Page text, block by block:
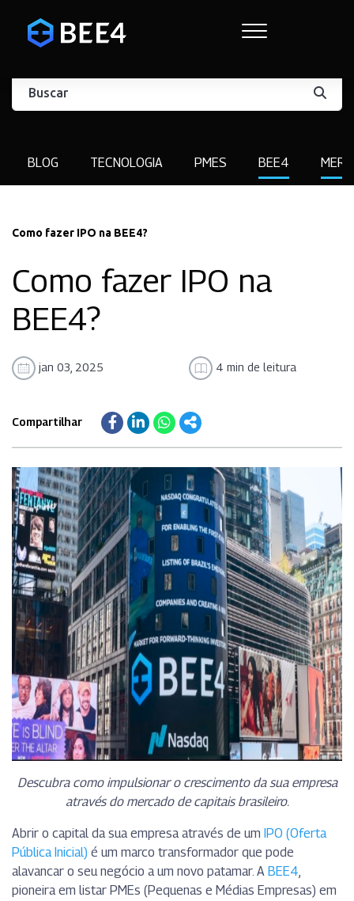
BLOG TECNOLOGIA PMES BEE4
Como fazer IPO na BEE4?
Como fazer IPO na
BEE4?
jan 03, 2025 4 min de leitura
Compartilhar
Descubra como impulsionar o crescimento da sua empresa
através do mercado de capitais brasileiro.
Abrir o capital da sua empresa através de um IPO (Oferta
Pública Inicial) é um marco transformador que pode
alavancar o seu negócio a um novo patamar. A BEE4,
pioneira em listar PMEs (Pequenas e Médias Empresas) em